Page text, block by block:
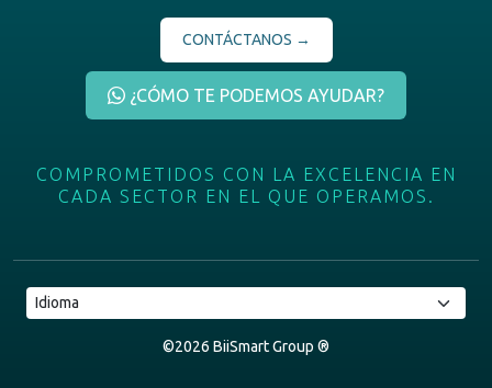
CONTÁCTANOS →
¿CÓMO TE PODEMOS AYUDAR?
COMPROMETIDOS CON LA EXCELENCIA EN
CADA SECTOR EN EL QUE OPERAMOS.
©2026 BiiSmart Group ®